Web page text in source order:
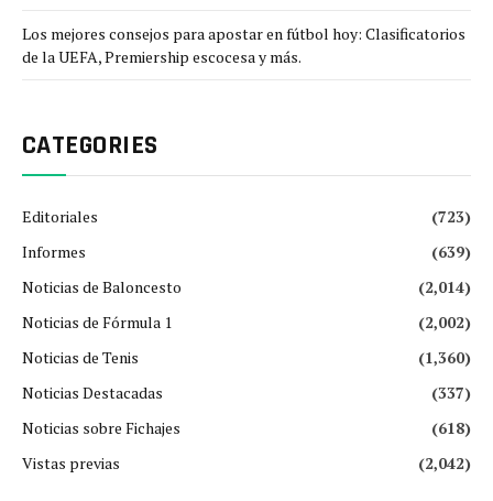
Los mejores consejos para apostar en fútbol hoy: Clasificatorios
de la UEFA, Premiership escocesa y más.
CATEGORIES
Editoriales
(723)
Informes
(639)
Noticias de Baloncesto
(2,014)
Noticias de Fórmula 1
(2,002)
Noticias de Tenis
(1,360)
Noticias Destacadas
(337)
Noticias sobre Fichajes
(618)
Vistas previas
(2,042)